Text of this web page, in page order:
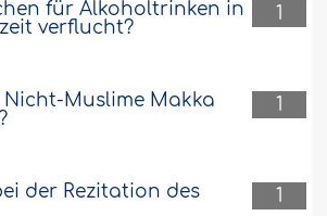
1
für Alkoholtrinken in
verflucht?
1
Muslime Makka
1
der Rezitation des